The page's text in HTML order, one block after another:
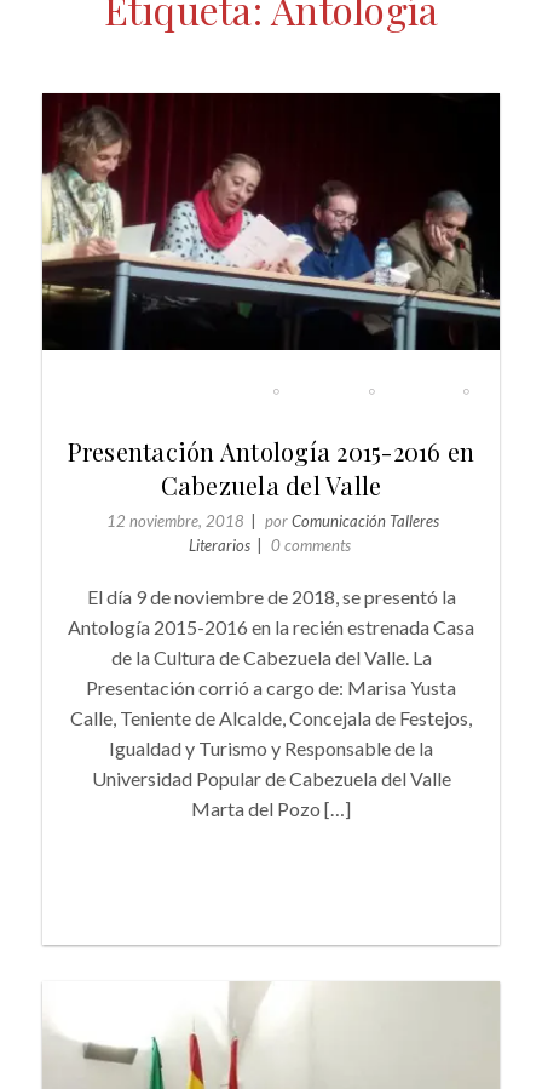
Presentación Antología 2015-2016 en
Cabezuela del Valle
12 noviembre, 2018 porComunicación Talleres
Literarios
0 comments
El día 9 de noviembre de 2018, se presentó la
Antología 2015-2016 en la recién estrenada Casa
de la Cultura de Cabezuela del Valle. La
Presentación corrió a cargo de: Marisa Yusta
Calle, Teniente de Alcalde, Concejala de Festejos,
Igualdad y Turismo y Responsable de la
Universidad Popular de Cabezuela del Valle
Marta del Pozo […]